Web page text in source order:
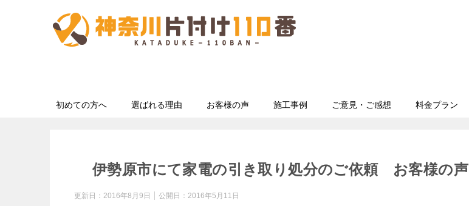
初めての方へ 選ばれる理由 お客様の声 施工事例 ご意見・ご感想 料金プラン
伊勢原市にて家電の引き取り処分のご依頼 お客様の声
更新日： 2016年8月9日 公開日： 2016年5月11日